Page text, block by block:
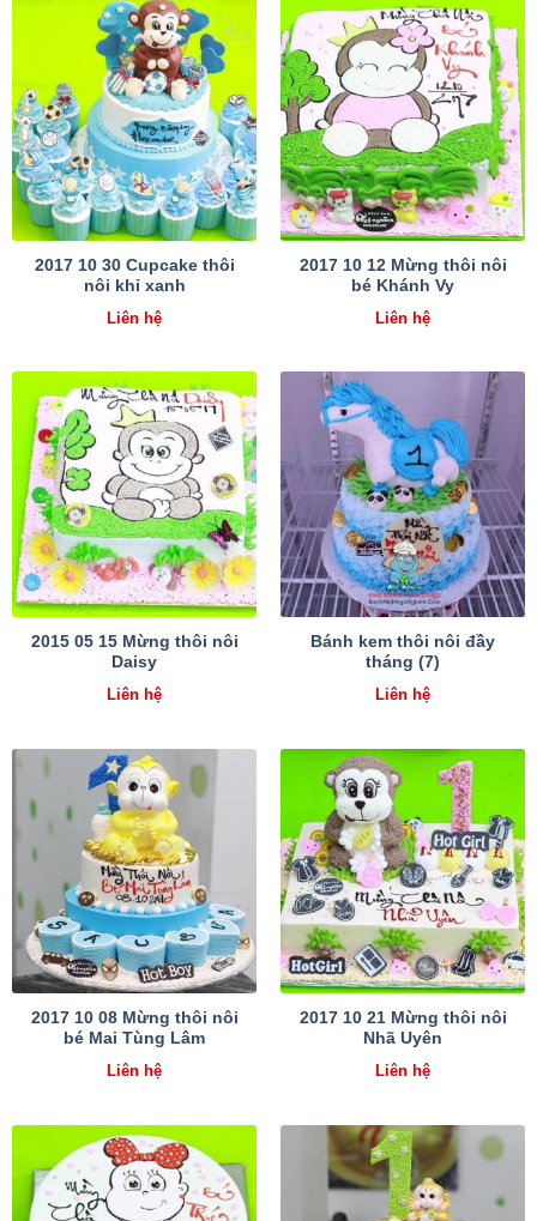
2017 10 30 Cupcake thôi
nôi khỉ xanh
Liên hệ
2017 10 12 Mừng thôi nôi
bé Khánh Vy
Liên hệ
2015 05 15 Mừng thôi nôi
Daisy
Liên hệ
Bánh kem thôi nôi đầy
tháng (7)
Liên hệ
2017 10 08 Mừng thôi nôi
bé Mai Tùng Lâm
Liên hệ
2017 10 21 Mừng thôi nôi
Nhã Uyên
Liên hệ